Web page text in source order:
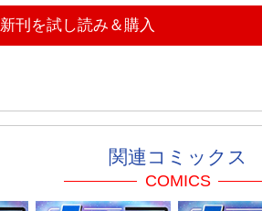
新刊を試し読み＆購入
関連コミックス
COMICS